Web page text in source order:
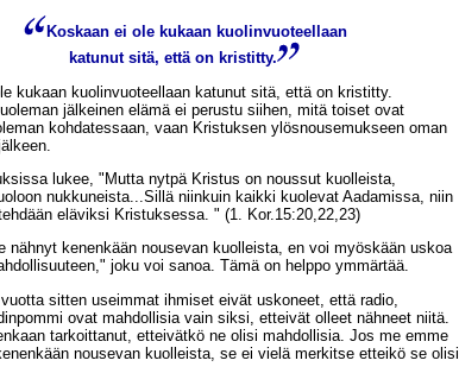
Koskaan ei ole kukaan kuolinvuoteellaan
katunut sitä, että on kristitty.
kukaan kuolinvuoteellaan katunut sitä, että on kristitty.
jälkeinen elämä ei perustu siihen, mitä toiset ovat
kohdatessaan, vaan Kristuksen ylösnousemukseen oman
lukee, "Mutta nytpä Kristus on noussut kuolleista,
nukkuneista...Sillä niinkuin kaikki kuolevat Aadamissa, niin
eläviksi Kristuksessa. " (1. Kor.15:20,22,23)
nähnyt kenenkään nousevan kuolleista, en voi myöskään uskoa
joku voi sanoa. Tämä on helppo ymmärtää.
sitten useimmat ihmiset eivät uskoneet, että radio,
ovat mahdollisia vain siksi, etteivät olleet nähneet niitä.
tarkoittanut, etteivätkö ne olisi mahdollisia. Jos me emme
nousevan kuolleista, se ei vielä merkitse etteikö se olisi